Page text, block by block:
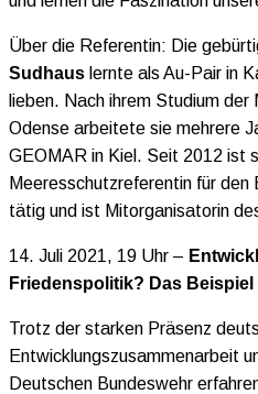
Über die Referentin: Die
Sudhaus lernte als Au-Pair in
lieben. Nach ihrem Studium der
Odense arbeitete sie mehrere
GEOMAR in Kiel. Seit 2012 ist
Meeresschutzreferentin für
tätig und ist Mitorganisatorin
14. Juli 2021, 19 Uhr –
Friedenspolitik? Das Beispiel
Trotz der starken Präsenz
Entwicklungszusammenarbeit
Deutschen Bundeswehr